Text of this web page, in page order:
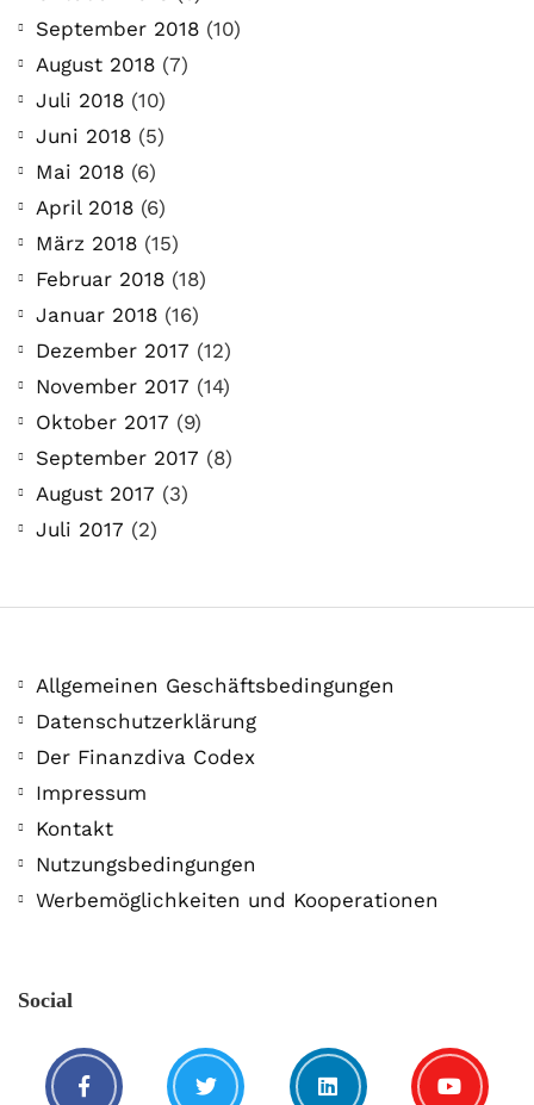
September 2018 (10)
August 2018 (7)
Juli 2018 (10)
Juni 2018 (5)
Mai 2018 (6)
April 2018 (6)
März 2018 (15)
Februar 2018 (18)
Januar 2018 (16)
Dezember 2017 (12)
November 2017 (14)
Oktober 2017 (9)
September 2017 (8)
August 2017 (3)
Juli 2017 (2)
Allgemeinen Geschäftsbedingungen
Datenschutzerklärung
Der Finanzdiva Codex
Impressum
Kontakt
Nutzungsbedingungen
Werbemöglichkeiten und Kooperationen
Social